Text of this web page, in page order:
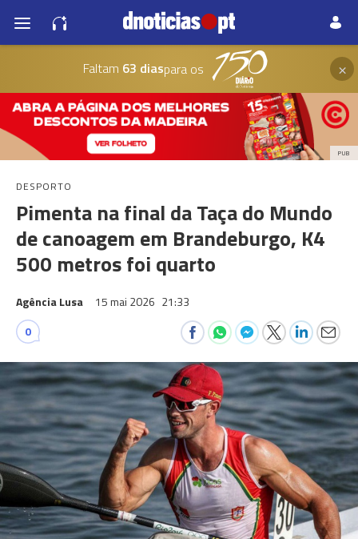
Faltam 63 diaspara os ×
PUB
DESPORTO
Pimenta na final da Taça do Mundo
de canoagem em Brandeburgo, K4
500 metros foi quarto
Agência Lusa 15 mai 2026 21:33
0